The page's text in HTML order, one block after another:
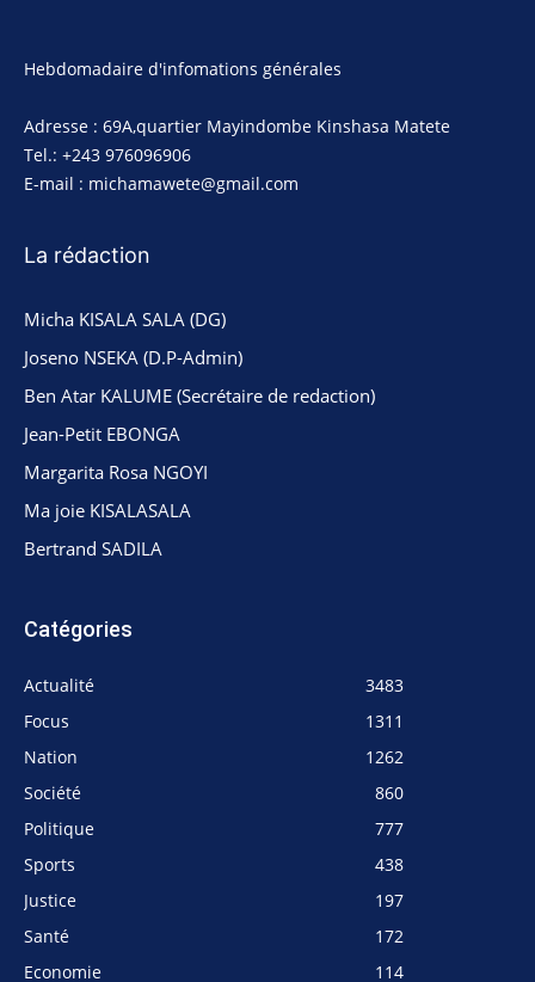
Hebdomadaire d'infomations générales
Adresse : 69A,quartier Mayindombe Kinshasa Matete
Tel.: +243 976096906
E-mail : michamawete@gmail.com
La rédaction
Micha KISALA SALA (DG)
Joseno NSEKA (D.P-Admin)
Ben Atar KALUME (Secrétaire de redaction)
Jean-Petit EBONGA
Margarita Rosa NGOYI
Ma joie KISALASALA
Bertrand SADILA
Catégories
Actualité
3483
Focus
1311
Nation
1262
Société
860
Politique
777
Sports
438
Justice
197
Santé
172
Economie
114